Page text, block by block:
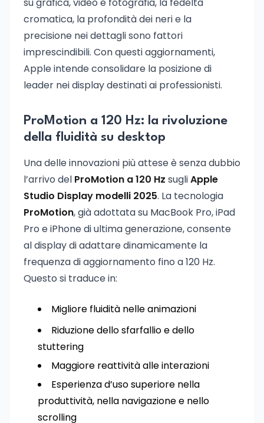
cromatica, la profondità dei neri e la
precisione nei dettagli sono fattori
imprescindibili. Con questi aggiornamenti,
Apple intende consolidare la posizione di
leader nei display destinati ai professionisti.
ProMotion a 120 Hz: la rivoluzione
della fluidità su desktop
Una delle innovazioni più attese è senza dubbio
l’arrivo del ProMotion a 120 Hz sugliApple
Studio Display modelli 2025. La tecnologia
ProMotion, già adottata su MacBook Pro, iPad
Pro e iPhone di ultima generazione, consente
al display di adattare dinamicamente la
frequenza di aggiornamento fino a 120 Hz.
Questo si traduce in:
Migliore fluidità nelle animazioni
Riduzione dello sfarfallio e dello
stuttering
Maggiore reattività alle interazioni
Esperienza d’uso superiore nella
produttività, nella navigazione e nello
scrolling